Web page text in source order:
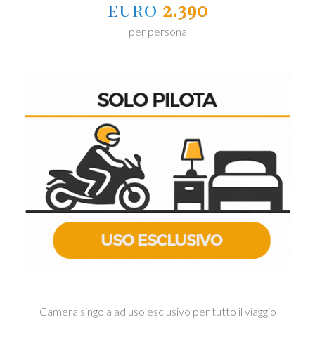
euro 2.390
per persona
Camera singola ad uso esclusivo per tutto il viaggio